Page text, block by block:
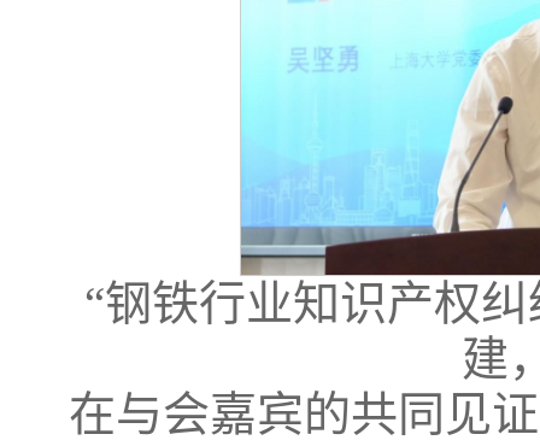
“钢铁行业知识产权
建
在与会嘉宾的共同见